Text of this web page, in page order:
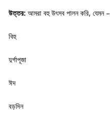
উত্তর: আমরা বহু উৎসব পালন করি, যেমন –
বিহু
দুর্গাপূজা
ঈদ
বড়দিন